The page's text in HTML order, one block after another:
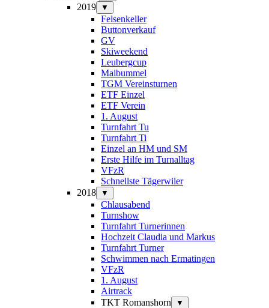
2019 ▼
Felsenkeller
Buttonverkauf
GV
Skiweekend
Leubergcup
Maibummel
TGM Vereinsturnen
ETF Einzel
ETF Verein
1. August
Turnfahrt Tu
Turnfahrt Ti
Einzel an HM und SM
Erste Hilfe im Turnalltag
VFzR
Schnellste Tägerwiler
2018
▼
Chlausabend
Turnshow
Turnfahrt Turnerinnen
Hochzeit Claudia und Markus
Turnfahrt Turner
Schwimmen nach Ermatingen
VFzR
1. August
Airtrack
TKT Romanshorn
▼